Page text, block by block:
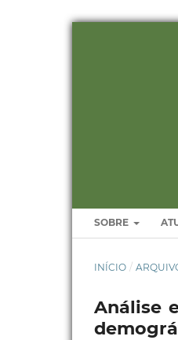
SOBRE
INÍCIO /
Análise